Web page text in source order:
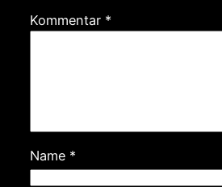
Kommentar *
Name *